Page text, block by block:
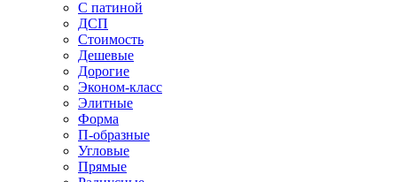
С патиной
ДСП
Стоимость
Дешевые
Дорогие
Эконом-класс
Элитные
Форма
П-образные
Угловые
Прямые